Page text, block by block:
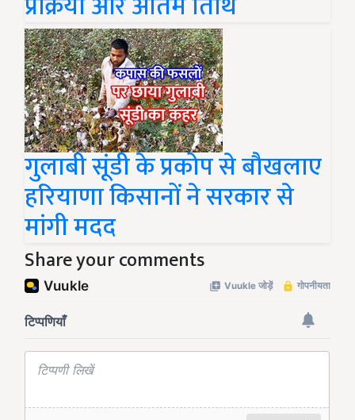
गुलाबी सूंडी के प्रकोप से बौखलाए
हरियाणा किसानों ने सरकार से
मांगी मदद
Share your comments